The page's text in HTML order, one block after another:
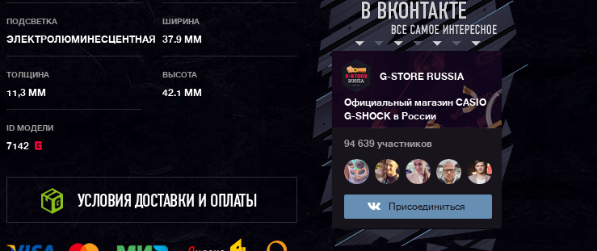
ПОДСВЕТКА
ЭЛЕКТРОЛЮМИНЕСЦЕНТНАЯ
ШИРИНА
37.9 ММ
ТОЛЩИНА
11,3 ММ
ВЫСОТА
42.1 ММ
ID МОДЕЛИ
7142
УСЛОВИЯ ДОСТАВКИ И ОПЛАТЫ
G-STORE RUSSIA
Официальный магазин CASIO
G-SHOCK в России
94 639 участников
Присоединиться